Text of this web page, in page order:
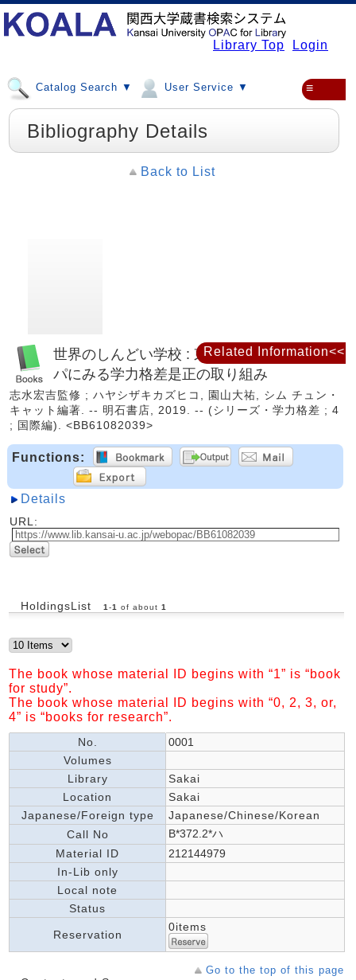
Library Top Login
Catalog Search ▼ User Service ▼ ≡
Bibliography Details
Back to List
世界のしんどい学校 : 東アジアとヨーロッ
パにみる学力格差是正の取り組み
志水宏吉監修 ; ハヤシザキカズヒコ, 園山大祐, シム チュン・
キャット編著. -- 明石書店, 2019. -- (シリーズ・学力格差 ; 4
; 国際編). <BB61082039>
Functions:
Details
URL:
HoldingsList 1 -1 of about 1
The book whose material ID begins with “1” is “book
for study”.
The book whose material ID begins with “0, 2, 3, or,
4” is “books for research”.
No.
0001
Volumes
Library
Sakai
Location
Sakai
Japanese/Foreign type
Japanese/Chinese/Korean
Call No
B*372.2*ハ
Material ID
212144979
In-Lib only
Local note
Status
Reservation
0items
Go to the top of this page
Related Information<<